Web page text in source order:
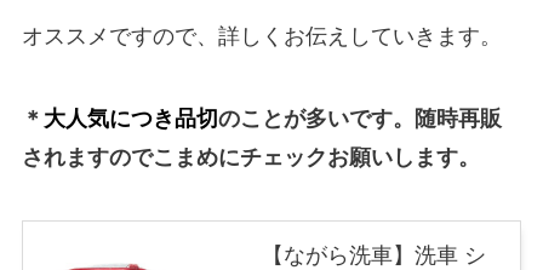
オススメですので、詳しくお伝えしていきます。
＊ 大人気につき品切のことが多いです。随時再販
されますのでこまめにチェックお願いします。
【ながら洗車】洗車 シ